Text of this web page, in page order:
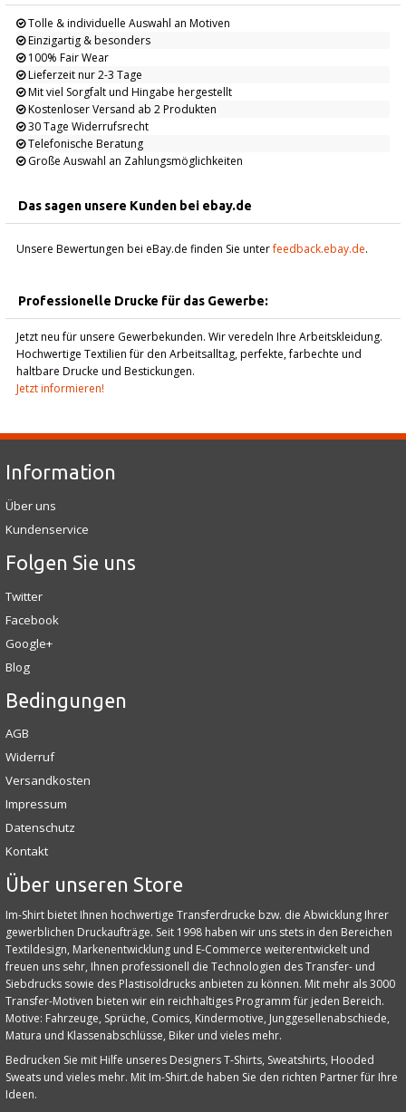
Tolle & individuelle Auswahl an Motiven
Einzigartig & besonders
100% Fair Wear
Lieferzeit nur 2-3 Tage
Mit viel Sorgfalt und Hingabe hergestellt
Kostenloser Versand ab 2 Produkten
30 Tage Widerrufsrecht
Telefonische Beratung
Große Auswahl an Zahlungsmöglichkeiten
Das sagen unsere Kunden bei ebay.de
Unsere Bewertungen bei eBay.de finden Sie unterfeedback.ebay.de.
Professionelle Drucke für das Gewerbe:
Jetzt neu für unsere Gewerbekunden. Wir veredeln Ihre Arbeitskleidung.
Hochwertige Textilien für den Arbeitsalltag, perfekte, farbechte und
haltbare Drucke und Bestickungen.
Jetzt informieren!
Information
Über uns
Kundenservice
Folgen Sie uns
Twitter
Facebook
Google+
Blog
Bedingungen
AGB
Widerruf
Versandkosten
Impressum
Datenschutz
Kontakt
Über unseren Store
Im-Shirt bietet Ihnen hochwertige Transferdrucke bzw. die Abwicklung Ihrer
gewerblichen Druckaufträge. Seit 1998 haben wir uns stets in den Bereichen
Textildesign, Markenentwicklung und E‑Commerce weiterentwickelt und
freuen uns sehr, Ihnen professionell die Technologien des Transfer- und
Siebdrucks sowie des Plastisoldrucks anbieten zu können. Mit mehr als 3000
Transfer-Motiven bieten wir ein reichhaltiges Programm für jeden Bereich.
Motive: Fahrzeuge, Sprüche, Comics, Kindermotive, Junggesellenabschiede,
Matura und Klassenabschlüsse, Biker und vieles mehr.
Bedrucken Sie mit Hilfe unseres Designers T-Shirts, Sweatshirts, Hooded
Sweats und vieles mehr. Mit Im-Shirt.de haben Sie den richten Partner für Ihre
Ideen.